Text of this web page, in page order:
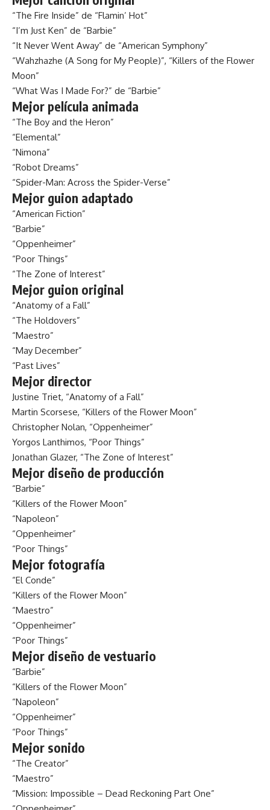
“The Fire Inside” de “Flamin’ Hot”
“I’m Just Ken” de “Barbie”
“It Never Went Away” de “American Symphony”
“Wahzhazhe (A Song for My People)”, “Killers of the Flower
Moon”
“What Was I Made For?” de “Barbie”
Mejor película animada
“The Boy and the Heron”
“Elemental”
“Nimona”
“Robot Dreams”
“Spider-Man: Across the Spider-Verse”
Mejor guion adaptado
“American Fiction”
“Barbie”
“Oppenheimer”
“Poor Things”
“The Zone of Interest”
Mejor guion original
“Anatomy of a Fall”
“The Holdovers”
“Maestro”
“May December”
“Past Lives”
Mejor director
Justine Triet, “Anatomy of a Fall”
Martin Scorsese, “Killers of the Flower Moon”
Christopher Nolan, “Oppenheimer”
Yorgos Lanthimos, “Poor Things”
Jonathan Glazer, “The Zone of Interest”
Mejor diseño de producción
“Barbie”
“Killers of the Flower Moon”
“Napoleon”
“Oppenheimer”
“Poor Things”
Mejor fotografía
“El Conde”
“Killers of the Flower Moon”
“Maestro”
“Oppenheimer”
“Poor Things”
Mejor diseño de vestuario
“Barbie”
“Killers of the Flower Moon”
“Napoleon”
“Oppenheimer”
“Poor Things”
Mejor sonido
“The Creator”
“Maestro”
“Mission: Impossible – Dead Reckoning Part One”